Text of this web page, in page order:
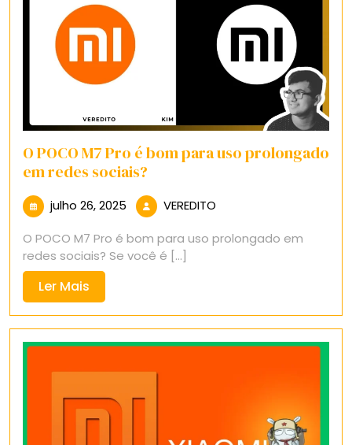
O POCO M7 Pro é bom para uso prolongado
em redes sociais?
julho 26, 2025 julho
2025
VEREDITO
O POCO M7 Pro é bom para uso prolongado em
redes sociais? Se você é [...]
Ler Mais
Mais